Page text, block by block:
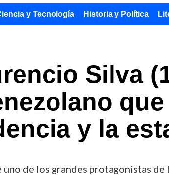
y Tecnología Historia y Política
Silva
y la
uno de los grandes protagonistas